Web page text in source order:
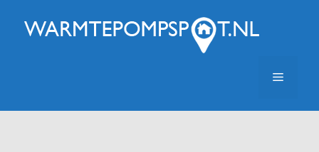
naar
Menu